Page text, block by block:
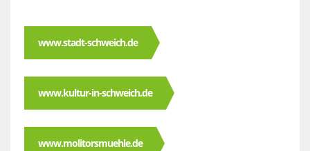
www.stadt-schweich.de
www.kultur-in-schweich.de
www.molitorsmuehle.de